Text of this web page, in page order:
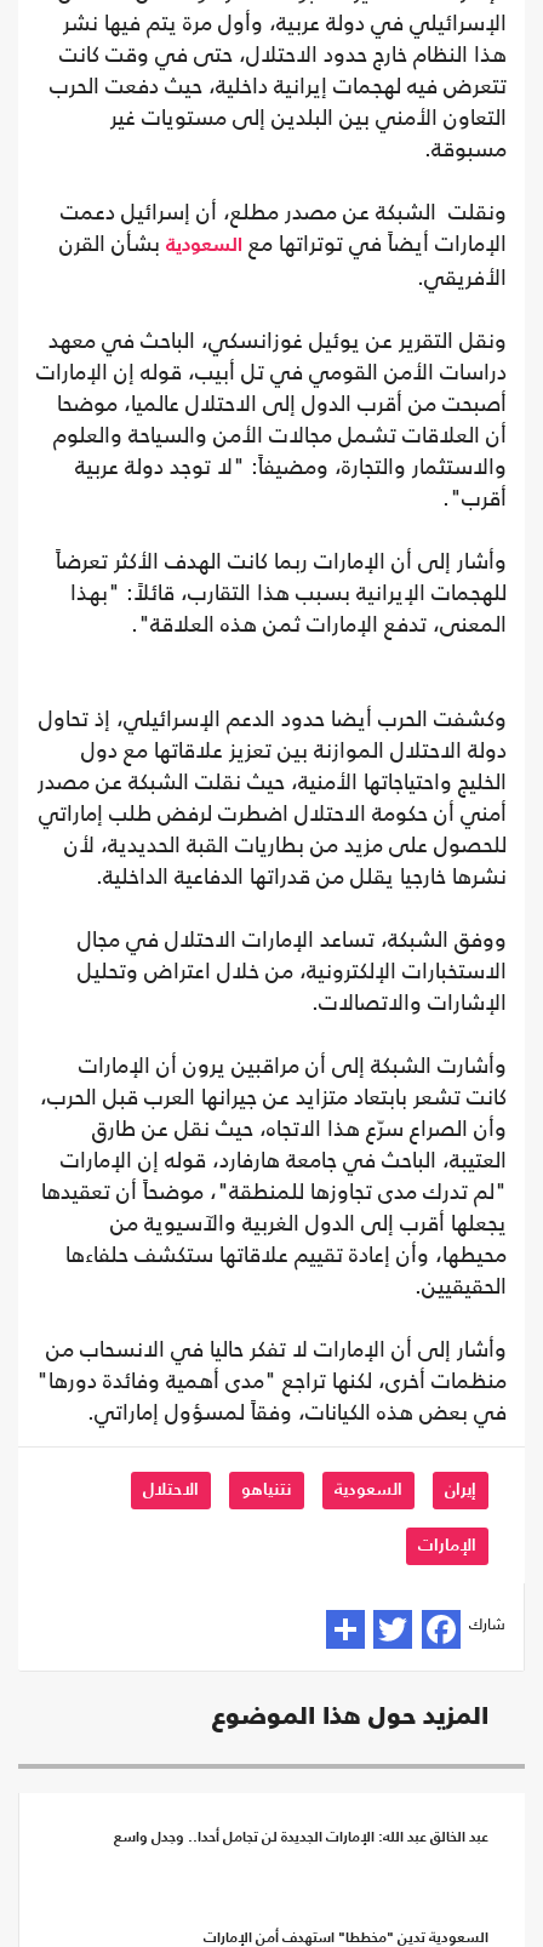
الإسرائيلي في دولة عربية، وأول مرة يتم فيها نشر
هذا النظام خارج حدود الاحتلال، حتى في وقت كانت
تتعرض فيه لهجمات إيرانية داخلية، حيث دفعت الحرب
التعاون الأمني بين البلدين إلى مستويات غير
مسبوقة.
ونقلت الشبكة عن مصدر مطلع، أن إسرائيل دعمت
الإمارات أيضاً في توتراتها مع السعودية بشأن القرن
الأفريقي.
ونقل التقرير عن يوئيل غوزانسكي، الباحث في معهد
دراسات الأمن القومي في تل أبيب، قوله إن الإمارات
أصبحت من أقرب الدول إلى الاحتلال عالميا، موضحا
أن العلاقات تشمل مجالات الأمن والسياحة والعلوم
والاستثمار والتجارة، ومضيفاً: "لا توجد دولة عربية
أقرب".
وأشار إلى أن الإمارات ربما كانت الهدف الأكثر تعرضاً
للهجمات الإيرانية بسبب هذا التقارب، قائلاً: "بهذا
المعنى، تدفع الإمارات ثمن هذه العلاقة".
وكشفت الحرب أيضا حدود الدعم الإسرائيلي، إذ تحاول
دولة الاحتلال الموازنة بين تعزيز علاقاتها مع دول
الخليج واحتياجاتها الأمنية، حيث نقلت الشبكة عن مصدر
أمني أن حكومة الاحتلال اضطرت لرفض طلب إماراتي
للحصول على مزيد من بطاريات القبة الحديدية، لأن
نشرها خارجيا يقلل من قدراتها الدفاعية الداخلية.
ووفق الشبكة، تساعد الإمارات الاحتلال في مجال
الاستخبارات الإلكترونية، من خلال اعتراض وتحليل
الإشارات والاتصالات.
وأشارت الشبكة إلى أن مراقبين يرون أن الإمارات
كانت تشعر بابتعاد متزايد عن جيرانها العرب قبل الحرب،
وأن الصراع سرّع هذا الاتجاه، حيث نقل عن طارق
العتيبة، الباحث في جامعة هارفارد، قوله إن الإمارات
"لم تدرك مدى تجاوزها للمنطقة"، موضحاً أن تعقيدها
يجعلها أقرب إلى الدول الغربية والآسيوية من
محيطها، وأن إعادة تقييم علاقاتها ستكشف حلفاءها
الحقيقيين.
وأشار إلى أن الإمارات لا تفكر حاليا في الانسحاب من
منظمات أخرى، لكنها تراجع "مدى أهمية وفائدة دورها"
في بعض هذه الكيانات، وفقاً لمسؤول إماراتي.
إيران السعودية نتنياهو الاحتلال
الإمارات
شارك
المزيد حول هذا الموضوع
عبد الخالق عبد الله: الإمارات الجديدة لن تجامل أحدا.. وجدل واسع
السعودية تدين "مخططا" استهدف أمن الإمارات